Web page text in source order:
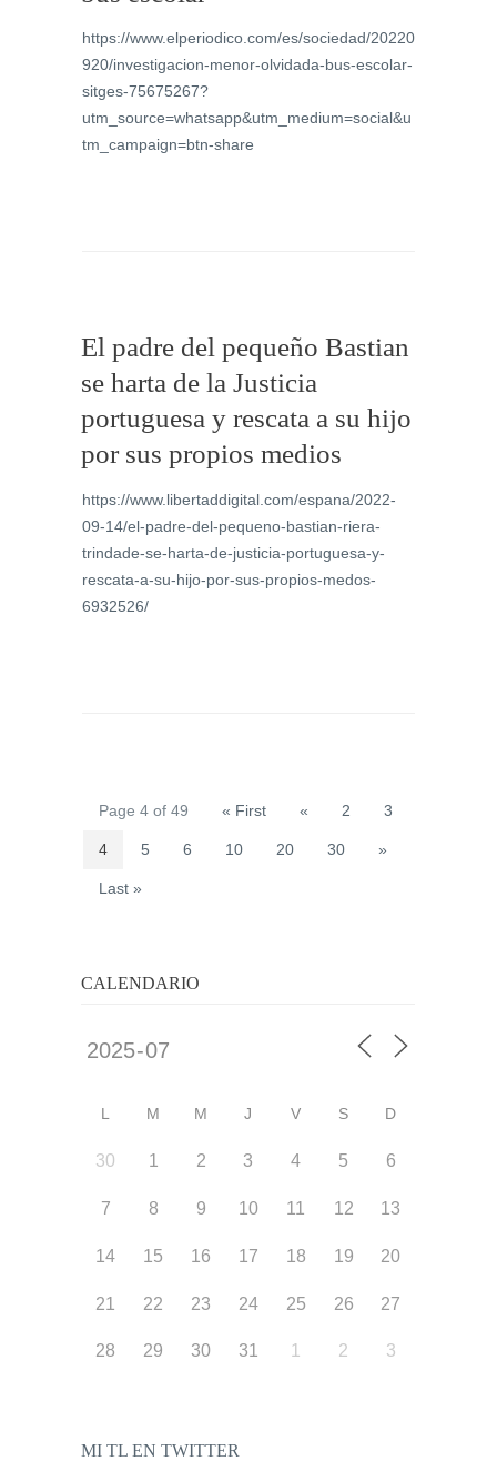
https://www.elperiodico.com/es/sociedad/20220
920/investigacion-menor-olvidada-bus-escolar-
sitges-75675267?
utm_source=whatsapp&utm_medium=social&u
tm_campaign=btn-share
El padre del pequeño Bastian
se harta de la Justicia
portuguesa y rescata a su hijo
por sus propios medios
https://www.libertaddigital.com/espana/2022-
09-14/el-padre-del-pequeno-bastian-riera-
trindade-se-harta-de-justicia-portuguesa-y-
rescata-a-su-hijo-por-sus-propios-medos-
6932526/
Page 4 of 49 « First « 2 3
4 5 6 10 20 30 »
Last »
CALENDARIO
L M M J V S D
30 1 2 3 4 5 6
7 8 9 10 11 12 13
14 15 16 17 18 19 20
21 22 23 24 25 26 27
28 29 30 31 1 2 3
MI TL EN TWITTER